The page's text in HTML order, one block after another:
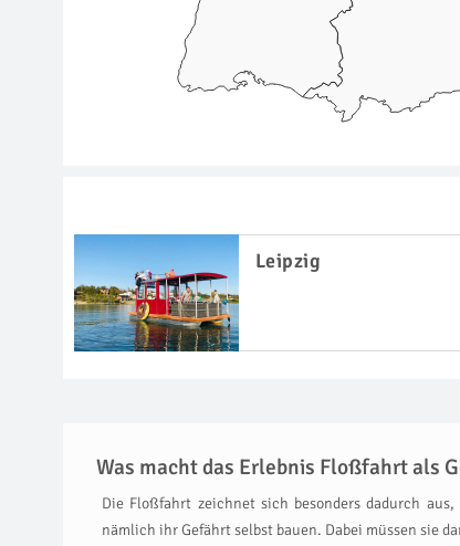
Leipzig
Was macht das Erlebnis Floßfahrt als
Die Floßfahrt zeichnet sich besonders dadurch
nämlich ihr Gefährt selbst bauen. Dabei müssen sie